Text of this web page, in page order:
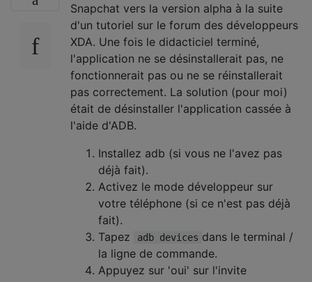
Snapchat vers la version alpha à la suite
d'un tutoriel sur le forum des développeurs
XDA. Une fois le didacticiel terminé,
l'application ne se désinstallerait pas, ne
fonctionnerait pas ou ne se réinstallerait
pas correctement. La solution (pour moi)
était de désinstaller l'application cassée à
l'aide d'ADB.
Installez adb (si vous ne l'avez pas
déjà fait).
Activez le mode développeur sur
votre téléphone (si ce n'est pas déjà
fait).
Tapez
adb devices dans le terminal /
la ligne de commande.
Appuyez sur 'oui' sur l'invite